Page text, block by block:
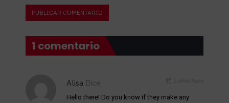
1 comentario
Alisa Dice
Hello there! Do you know if they make any